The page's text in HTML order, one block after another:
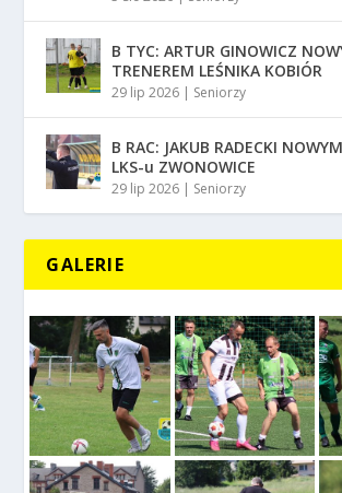
B TYC: ARTUR GINOWICZ
TRENEREM LEŚNIKA KOBIÓR
29 lip 2026 | Seniorzy
B RAC: JAKUB RADECKI
LKS-u ZWONOWICE
29 lip 2026 | Seniorzy
GALERIE